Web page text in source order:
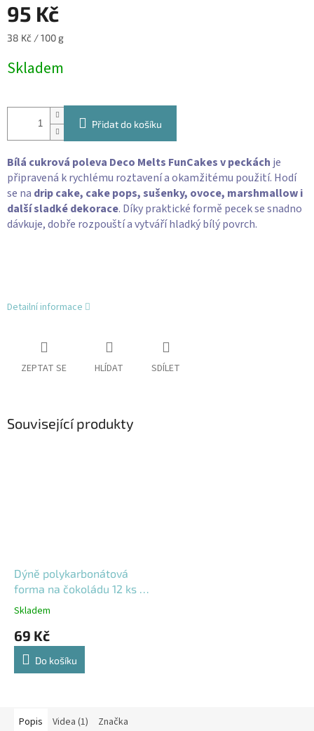
95 Kč
Měrná
38 Kč / 100 g
Skladem
Přidat do košíku
Bílá cukrová poleva Deco Melts FunCakes v peckách je
připravená k rychlému roztavení a okamžitému použití. Hodí
se na drip cake, cake pops, sušenky, ovoce, marshmallow i
další sladké dekorace. Díky praktické formě pecek se snadno
dávkuje, dobře rozpouští a vytváří hladký bílý povrch.
Detailní informace
ZEPTAT SE HLÍDAT SDÍLET
Související produkty
Dýně polykarbonátová
forma na čokoládu 12 ks –
03-0-0103
Skladem
69 Kč
Do košíku
Popis Videa (1) Značka